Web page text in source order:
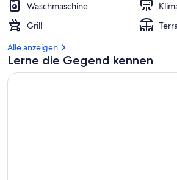
Waschmaschine
Grill
Alle anzeigen
Lerne die Gegend kennen